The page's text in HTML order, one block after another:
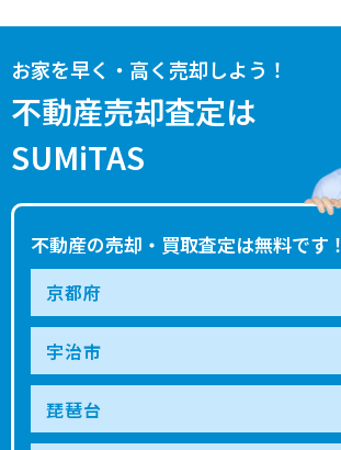
5,900 万円 宇治(ＪＲ) 20分 7 年
お家を早く・高く売却しよう！
不動産売却査定は
SUMiTAS
不動産の売却・買取査定は無料です！